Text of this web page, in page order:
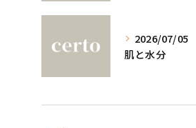
2026/07/05
肌と水分